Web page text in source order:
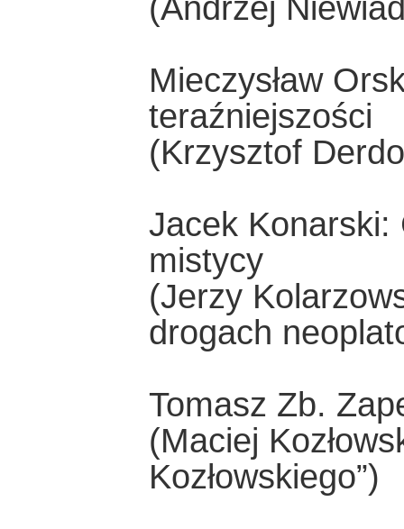
(Andrzej
Mieczysław
teraźniejszości
(Krzysztof
Jacek Konarski:
mistycy
(Jerzy
drogach
Tomasz Zb.
(Maciej
Kozłowskiego”)